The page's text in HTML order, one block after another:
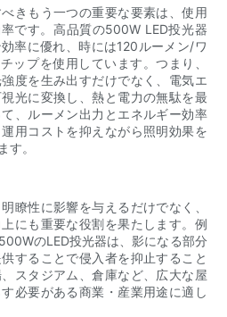
きもう一つの重要な要素は、使用
です。高品質の500W LED投光器
率に優れ、時には120ルーメン/ワ
ップを使用しています。つまり、
度を生み出すだけでなく、電気エ
光に変換し、熱と電力の無駄を最
、ルーメン出力とエネルギー効率
用コストを抑えながら照明効果を
す。
瞭性に影響を与えるだけでなく、
にも重要な役割を果たします。例
のLED投光器は、影になる部分
することで侵入者を抑止すること
スタジアム、倉庫など、広大な屋
必要がある商業・産業用途に適し